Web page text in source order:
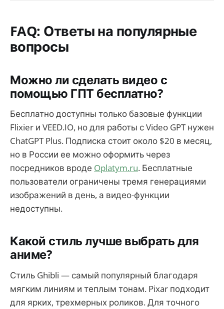
FAQ: Ответы на популярные
вопросы
Можно ли сделать видео с
помощью ГПТ бесплатно?
Бесплатно доступны только базовые функции
Flixier и VEED.IO, но для работы с Video GPT нужен
ChatGPT Plus. Подписка стоит около $20 в месяц,
но в России ее можно оформить через
посредников вроде Oplatym.ru. Бесплатные
пользователи ограничены тремя генерациями
изображений в день, а видео-функции
недоступны.
Какой стиль лучше выбрать для
аниме?
Стиль Ghibli — самый популярный благодаря
мягким линиям и теплым тонам. Pixar подходит
для ярких, трехмерных роликов. Для точного